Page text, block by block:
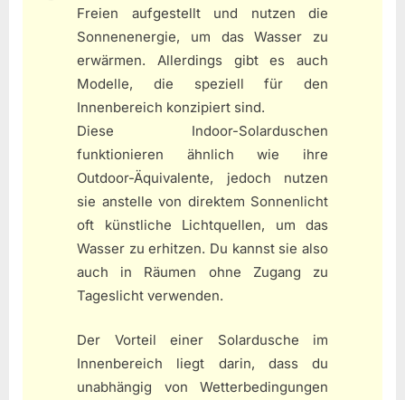
Freien aufgestellt und nutzen die
Sonnenenergie, um das Wasser zu
erwärmen. Allerdings gibt es auch
Modelle, die speziell für den
Innenbereich konzipiert sind.
Diese Indoor-Solarduschen
funktionieren ähnlich wie ihre
Outdoor-Äquivalente, jedoch nutzen
sie anstelle von direktem Sonnenlicht
oft künstliche Lichtquellen, um das
Wasser zu erhitzen. Du kannst sie also
auch in Räumen ohne Zugang zu
Tageslicht verwenden.
Der Vorteil einer Solardusche im
Innenbereich liegt darin, dass du
unabhängig von Wetterbedingungen